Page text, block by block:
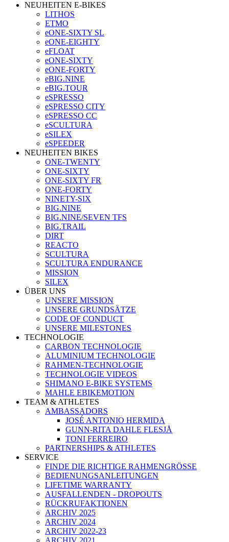
NEUHEITEN E-BIKES
LITHOS
ETMO
eONE-SIXTY SL
eONE-EIGHTY
eFLOAT
eONE-SIXTY
eONE-FORTY
eBIG.NINE
eBIG.TOUR
eSPRESSO
eSPRESSO CITY
eSPRESSO CC
eSCULTURA
eSILEX
eSPEEDER
NEUHEITEN BIKES
ONE-TWENTY
ONE-SIXTY
ONE-SIXTY FR
ONE-FORTY
NINETY-SIX
BIG.NINE
BIG.NINE/SEVEN TFS
BIG.TRAIL
DIRT
REACTO
SCULTURA
SCULTURA ENDURANCE
MISSION
SILEX
ÜBER UNS
UNSERE MISSION
UNSERE GRUNDSÄTZE
CODE OF CONDUCT
UNSERE MILESTONES
TECHNOLOGIE
CARBON TECHNOLOGIE
ALUMINIUM TECHNOLOGIE
RAHMEN-TECHNOLOGIE
TECHNOLOGIE VIDEOS
SHIMANO E-BIKE SYSTEMS
MAHLE EBIKEMOTION
TEAM & ATHLETES
AMBASSADORS
JOSÉ ANTONIO HERMIDA
GUNN-RITA DAHLE FLESJÅ
TONI FERREIRO
PARTNERSHIPS & ATHLETES
SERVICE
FINDE DIE RICHTIGE RAHMENGRÖSSE
BEDIENUNGSANLEITUNGEN
LIFETIME WARRANTY
AUSFALLENDEN - DROPOUTS
RÜCKRUFAKTIONEN
ARCHIV 2025
ARCHIV 2024
ARCHIV 2022-23
ARCHIV 2021